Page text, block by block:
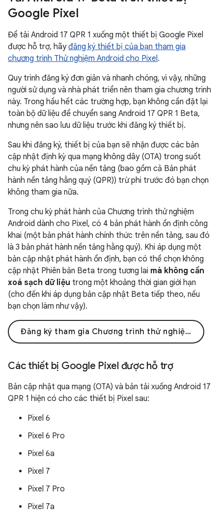
Google Pixel
Để tải Android 17 QPR 1 xuống một thiết bị Google Pixel
được hỗ trợ, hãyđăng ký thiết bị của bạn tham gia
chương trình Thử nghiệm Android cho Pixel.
Quy trình đăng ký đơn giản và nhanh chóng, vì vậy, những
người sử dụng và nhà phát triển nên tham gia chương trình
này. Trong hầu hết các trường hợp, bạn không cần đặt lại
toàn bộ dữ liệu để chuyển sang Android 17 QPR 1 Beta,
nhưng nên sao lưu dữ liệu trước khi đăng ký thiết bị.
Sau khi đăng ký, thiết bị của bạn sẽ nhận được các bản
cập nhật định kỳ qua mạng không dây (OTA) trong suốt
chu kỳ phát hành của nền tảng (bao gồm cả Bản phát
hành nền tảng hằng quý (QPR)) trừ phi trước đó bạn chọn
không tham gia nữa.
Trong chu kỳ phát hành của Chương trình thử nghiệm
Android dành cho Pixel, có 4 bản phát hành ổn định công
khai (một bản phát hành chính thức trên nền tảng, sau đó
là 3 bản phát hành nền tảng hằng quý). Khi áp dụng một
bản cập nhật phát hành ổn định, bạn có thể chọn không
cập nhật Phiên bản Beta trong tương lai mà không cần
xoá sạch dữ liệu trong một khoảng thời gian giới hạn
(cho đến khi áp dụng bản cập nhật Beta tiếp theo, nếu
bạn chọn làm như vậy).
Đăng ký tham gia Chương trình thử nghiệm Android 17 QPR 1 Beta dành cho Pixel
Các thiết bị Google Pixel được hỗ trợ
Bản cập nhật qua mạng (OTA) và bản tải xuống Android 17
QPR 1 hiện có cho các thiết bị Pixel sau:
Pixel 6
Pixel 6 Pro
Pixel 6a
Pixel 7
Pixel 7 Pro
Pixel 7a